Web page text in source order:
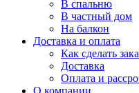
В спальню
В частный дом
На балкон
Доставка и оплата
Как сделать
Доставка
Оплата и
О компании